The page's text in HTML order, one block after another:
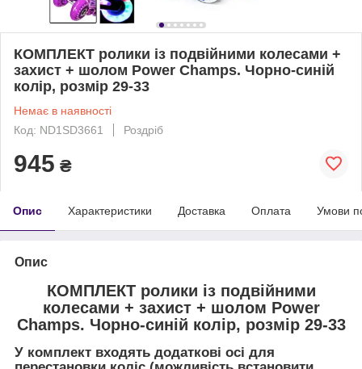
КОМПЛЕКТ ролики із подвійними колесами +
захист + шолом Power Champs. Чорно-синій
колір, розмір 29-33
Немає в наявності
Код: ND1SD3661
Роздріб
945 ₴
Опис Характеристики Доставка Оплата Умови
Опис
КОМПЛЕКТ ролики із подвійними
колесами + захист + шолом Power
Champs. Чорно-синій колір, розмір 29-33
У комплект входять додаткові осі для